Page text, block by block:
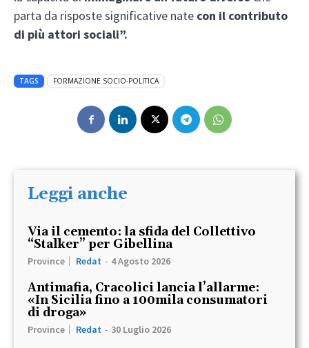
parta da risposte significative nate con il contributo
di più attori sociali”.
TAGS FORMAZIONE SOCIO-POLITICA
Leggi anche
Via il cemento: la sfida del Collettivo
“Stalker” per Gibellina
Province Redat - 4 Agosto 2026
Antimafia, Cracolici lancia l’allarme:
«In Sicilia fino a 100mila consumatori
di droga»
Province Redat - 30 Luglio 2026